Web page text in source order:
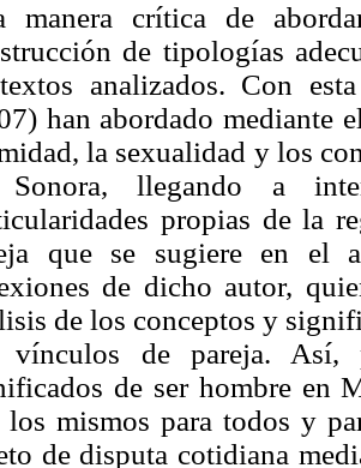
manera crítica de
de tipologías
analizados. Con
han abordado mediante
la sexualidad y los
llegando a
propias de la
que se sugiere en el
de dicho autor,
de los conceptos y
vínculos de pareja.
de ser hombre en
los mismos para todos y
de disputa cotidiana